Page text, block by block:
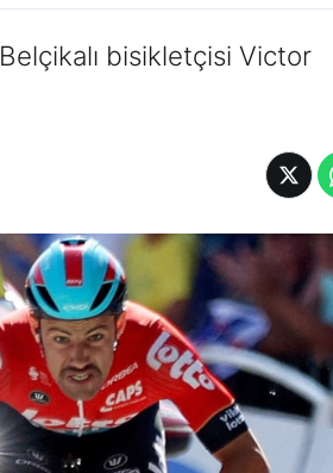
bisikletçisi Victor